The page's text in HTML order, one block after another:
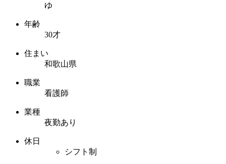
ゆ
年齢
30才
住まい
和歌山県
職業
看護師
業種
夜勤あり
休日
シフト制